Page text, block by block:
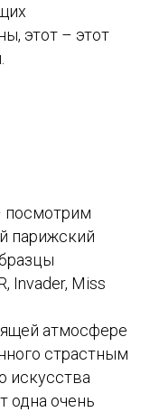
этот – этот
посмотрим
парижский
Invader, Miss
атмосфере
страстным
искусства
одна очень